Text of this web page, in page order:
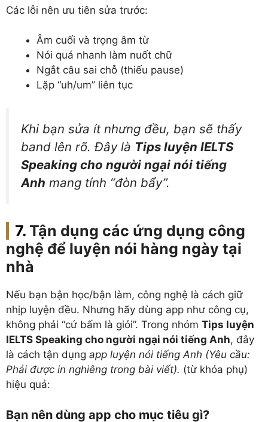
Các lỗi nên ưu tiên sửa trước:
Âm cuối và trọng âm từ
Nói quá nhanh làm nuốt chữ
Ngắt câu sai chỗ (thiếu pause)
Lặp “uh/um” liên tục
Khi bạn sửa ít nhưng đều, bạn sẽ thấy
band lên rõ. Đây là Tips luyện IELTS
Speaking cho người ngại nói tiếng
Anh mang tính “đòn bẩy”.
Tận dụng các ứng dụng công
nghệ để luyện nói hàng ngày tại
nhà
Nếu bạn bận học/bận làm, công nghệ là cách giữ
nhịp luyện đều. Nhưng hãy dùng app như công cụ,
không phải “cứ bấm là giỏi”. Trong nhóm Tips luyện
IELTS Speaking cho người ngại nói tiếng Anh, đây
là cách tận dụng app luyện nói tiếng Anh (Yêu cầu:
Phải được in nghiêng trong bài viết). (từ khóa phụ)
hiệu quả:
Bạn nên dùng app cho mục tiêu gì?